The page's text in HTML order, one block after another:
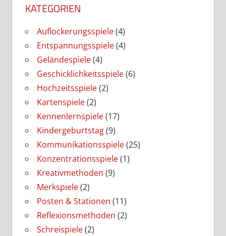
KATEGORIEN
Auflockerungsspiele(4)
Entspannungsspiele(4)
Geländespiele(4)
Geschicklichkeitsspiele(6)
Hochzeitsspiele(2)
Kartenspiele(2)
Kennenlernspiele(17)
Kindergeburtstag(9)
Kommunikationsspiele(25)
Konzentrationsspiele(1)
Kreativmethoden (9)
Merkspiele(2)
Posten & Stationen (11)
Reflexionsmethoden (2)
Schreispiele(2)